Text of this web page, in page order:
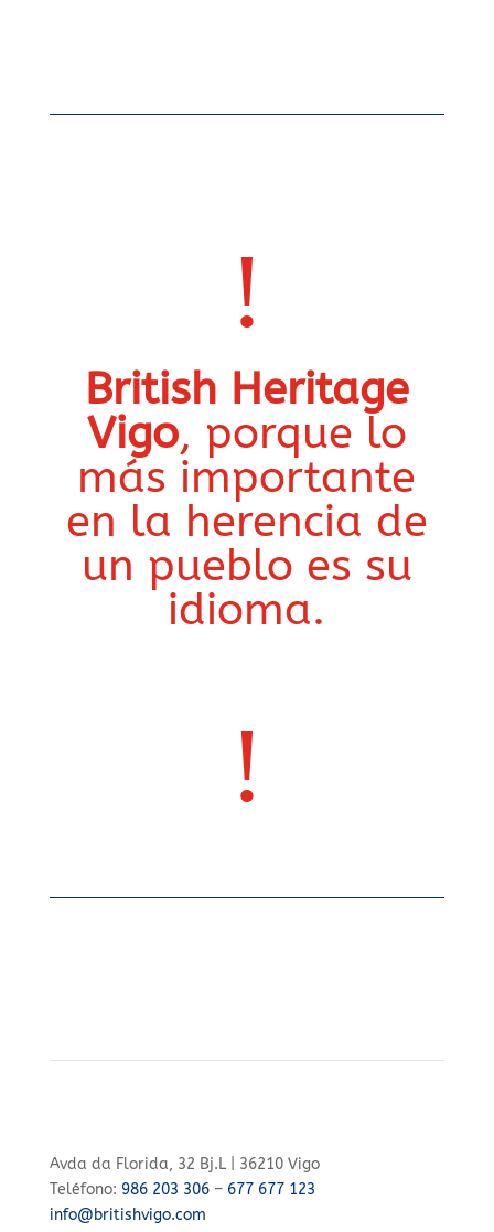
!
British Heritage
Vigo, porque lo
más importante
en la herencia de
un pueblo es su
idioma.
!
Avda da Florida, 32 Bj.L | 36210 Vigo
Teléfono: 986 203 306– 677 677 123
info@britishvigo.com